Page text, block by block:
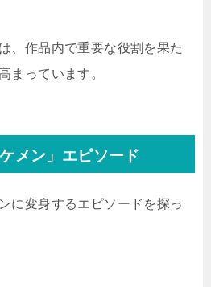
、作品内で重要な役割を果た
まっています。
メン」エピソード
に変身するエピソードを探っ